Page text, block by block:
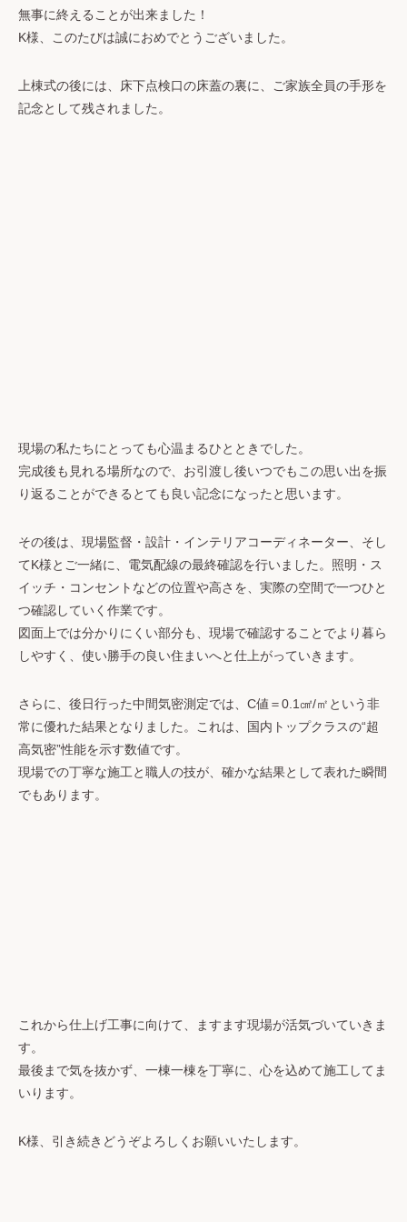
無事に終えることが出来ました！
K様、このたびは誠におめでとうございました。
上棟式の後には、床下点検口の床蓋の裏に、ご家族全員の手形を
記念として残されました。
現場の私たちにとっても心温まるひとときでした。
完成後も見れる場所なので、お引渡し後いつでもこの思い出を振
り返ることができるとても良い記念になったと思います。
その後は、現場監督・設計・インテリアコーディネーター、そし
てK様とご一緒に、電気配線の最終確認を行いました。照明・ス
イッチ・コンセントなどの位置や高さを、実際の空間で一つひと
つ確認していく作業です。
図面上では分かりにくい部分も、現場で確認することでより暮ら
しやすく、使い勝手の良い住まいへと仕上がっていきます。
さらに、後日行った中間気密測定では、C値＝0.1㎠/㎡という非
常に優れた結果となりました。これは、国内トップクラスの“超
高気密”性能を示す数値です。
現場での丁寧な施工と職人の技が、確かな結果として表れた瞬間
でもあります。
これから仕上げ工事に向けて、ますます現場が活気づいていきま
す。
最後まで気を抜かず、一棟一棟を丁寧に、心を込めて施工してま
いります。
K様、引き続きどうぞよろしくお願いいたします。